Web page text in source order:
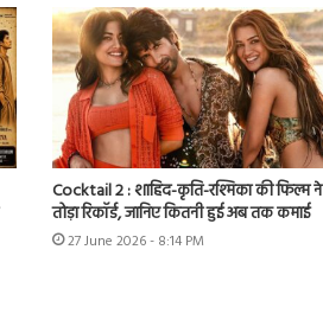
Cocktail 2 : शाहिद-कृति-रश्मिका की फिल्म ने
तोड़ा रिकॉर्ड, जानिए कितनी हुई अब तक कमाई
27 June 2026 - 8:14 PM